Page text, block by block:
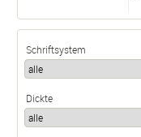
Schriftsystem
Dickte